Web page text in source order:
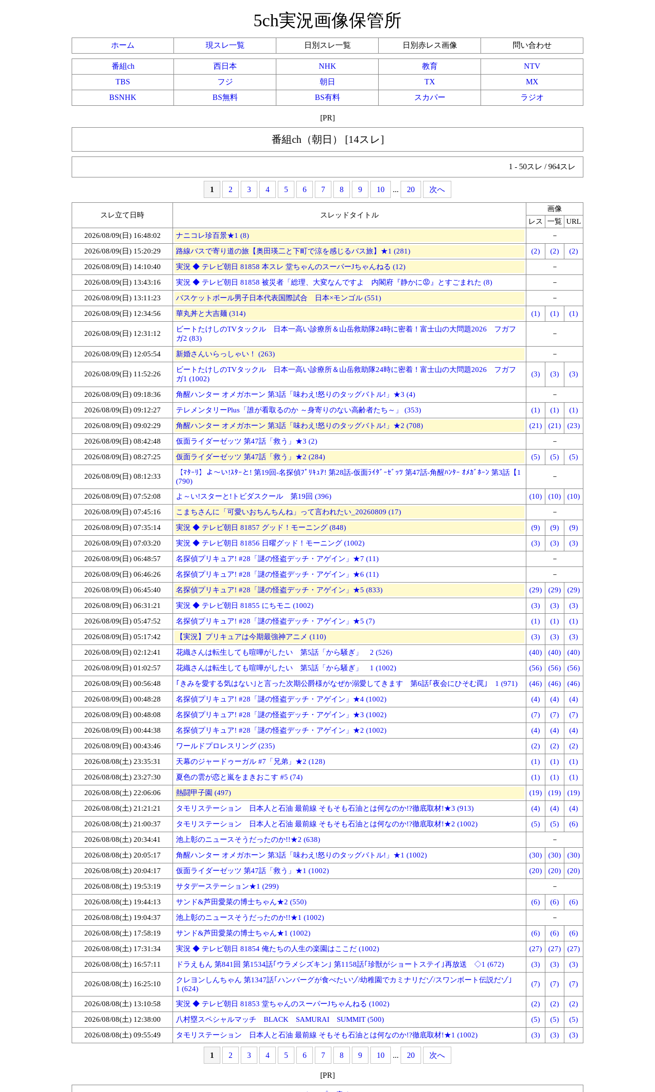
5ch実況画像保管所
ホーム 現スレ一覧 日別スレ一覧 日別赤レス画像 問い合わせ
番組ch 西日本 NHK 教育
NTV
TBS
フジ 朝日 TX
MX
BSNHK
BS無料 BS有料 スカパー ラジオ
[PR]
番組ch（朝日） [14スレ]
1 - 50スレ / 964スレ
1 2 3 4 5 6 7 8 9 10 ... 20 次へ
スレ立て日時 スレッドタイトル
画像
レス
一覧 URL
2026/08/09(日) 16:48:02
ナニコレ珍百景★1 (8)
－
2026/08/09(日) 15:20:29
路線バスで寄り道の旅【奥田瑛二と下町で涼を感じるバス旅】★1 (281) (2) (2)
(2)
2026/08/09(日) 14:10:40
実況 ◆ テレビ朝日 81858 本スレ 堂ちゃんのスーパーJちゃんねる (12)
－
2026/08/09(日) 13:43:16
実況 ◆ テレビ朝日 81858 被災者「総理、大変なんですよ 内閣府『静かに😡』とすごまれた (8)
－
2026/08/09(日) 13:11:23
バスケットボール男子日本代表国際試合 日本×モンゴル (551)
－
2026/08/09(日) 12:34:56
華丸丼と大吉麺 (314) (1) (1) (1)
2026/08/09(日) 12:31:12
ビートたけしのTVタックル 日本一高い診療所＆山岳救助隊24時に密着！富士山の大問題2026 フガフ
ガ2 (83)
－
2026/08/09(日) 12:05:54 新婚さんいらっしゃい！ (263) －
2026/08/09(日) 11:52:26
ビートたけしのTVタックル 日本一高い診療所＆山岳救助隊24時に密着！富士山の大問題2026 フガフ
ガ1 (1002)
(3) (3) (3)
2026/08/09(日) 09:18:36 角醒ハンター オメガホーン 第3話「味わえ!怒りのタッグバトル!」★3 (4)
－
2026/08/09(日) 09:12:27
テレメンタリーPlus「誰が看取るのか ～身寄りのない高齢者たち～」 (353) (1) (1)
(1)
2026/08/09(日) 09:02:29
角醒ハンター オメガホーン 第3話「味わえ!怒りのタッグバトル!」★2 (708) (21) (21)
(23)
2026/08/09(日) 08:42:48
仮面ライダーゼッツ 第47話「救う」★3 (2)
－
2026/08/09(日) 08:27:25
仮面ライダーゼッツ 第47話「救う」★2 (284) (5) (5) (5)
2026/08/09(日) 08:12:33
【ﾏﾀｰﾘ】よ～い!ｽﾀｰと! 第19回-名探偵ﾌﾟﾘｷｭｱ! 第28話-仮面ﾗｲﾀﾞｰｾﾞｯﾂ 第47話-角醒ﾊﾝﾀｰ ｵﾒｶﾞﾎｰﾝ 第3話【1
(790)
－
2026/08/09(日) 07:52:08 よ～い!スターと!トビダスクール 第19回 (396) (10) (10)
(10)
2026/08/09(日) 07:45:16
こまちさんに「可愛いおちんちんね」って言われたい_20260809 (17)
－
2026/08/09(日) 07:35:14
実況 ◆ テレビ朝日 81857 グッド！モーニング (848) (9) (9)
(9)
2026/08/09(日) 07:03:20
実況 ◆ テレビ朝日 81856 日曜グッド！モーニング (1002) (3) (3)
(3)
2026/08/09(日) 06:48:57
名探偵プリキュア! #28「謎の怪盗デッチ・アゲイン」★7 (11)
－
2026/08/09(日) 06:46:26
名探偵プリキュア! #28「謎の怪盗デッチ・アゲイン」★6 (11)
－
2026/08/09(日) 06:45:40
名探偵プリキュア! #28「謎の怪盗デッチ・アゲイン」★5 (833) (29) (29)
(29)
2026/08/09(日) 06:31:21
実況 ◆ テレビ朝日 81855 にちモニ (1002) (3) (3)
(3)
2026/08/09(日) 05:47:52
名探偵プリキュア! #28「謎の怪盗デッチ・アゲイン」★5 (7) (1) (1)
(1)
2026/08/09(日) 05:17:42
【実況】プリキュアは今期最強神アニメ (110) (3) (3)
(3)
2026/08/09(日) 02:12:41
花織さんは転生しても喧嘩がしたい 第5話「から騒ぎ」 2 (526) (40) (40)
(40)
2026/08/09(日) 01:02:57
花織さんは転生しても喧嘩がしたい 第5話「から騒ぎ」 1 (1002) (56) (56)
(56)
2026/08/09(日) 00:56:48
｢きみを愛する気はない｣と言った次期公爵様がなぜか溺愛してきます 第6話｢夜会にひそむ罠｣ 1 (971) (46) (46)
(46)
2026/08/09(日) 00:48:28
名探偵プリキュア! #28「謎の怪盗デッチ・アゲイン」★4 (1002) (4) (4)
(4)
2026/08/09(日) 00:48:08
名探偵プリキュア! #28「謎の怪盗デッチ・アゲイン」★3 (1002) (7) (7)
(7)
2026/08/09(日) 00:44:38
名探偵プリキュア! #28「謎の怪盗デッチ・アゲイン」★2 (1002) (4) (4)
(4)
2026/08/09(日) 00:43:46
ワールドプロレスリング (235) (2) (2)
(2)
2026/08/08(土) 23:35:31
天幕のジャードゥーガル #7「兄弟」★2 (128) (1) (1)
(1)
2026/08/08(土) 23:27:30
夏色の雲が恋と嵐をまきおこす #5 (74) (1) (1)
(1)
2026/08/08(土) 22:06:06
熱闘甲子園 (497) (19) (19)
(19)
2026/08/08(土) 21:21:21
タモリステーション 日本人と石油 最前線 そもそも石油とは何なのか!?徹底取材!★3 (913) (4) (4)
(4)
2026/08/08(土) 21:00:37
タモリステーション 日本人と石油 最前線 そもそも石油とは何なのか!?徹底取材!★2 (1002) (5) (5)
(6)
2026/08/08(土) 20:34:41
池上彰のニュースそうだったのか!!★2 (638)
－
2026/08/08(土) 20:05:17
角醒ハンター オメガホーン 第3話「味わえ!怒りのタッグバトル!」★1 (1002) (30) (30)
(30)
2026/08/08(土) 20:04:17
仮面ライダーゼッツ 第47話「救う」★1 (1002) (20) (20)
(20)
2026/08/08(土) 19:53:19
サタデーステーション★1 (299)
－
2026/08/08(土) 19:44:13
サンド&芦田愛菜の博士ちゃん★2 (550) (6) (6)
(6)
2026/08/08(土) 19:04:37
池上彰のニュースそうだったのか!!★1 (1002)
－
2026/08/08(土) 17:58:19
サンド&芦田愛菜の博士ちゃん★1 (1002) (6) (6)
(6)
2026/08/08(土) 17:31:34
実況 ◆ テレビ朝日 81854 俺たちの人生の楽園はここだ (1002) (27) (27)
(27)
2026/08/08(土) 16:57:11
ドラえもん 第841回 第1534話｢ウラメシズキン｣ 第1158話｢珍獣がショートステイ｣再放送 ◇1 (672) (3) (3) (3)
2026/08/08(土) 16:25:10
クレヨンしんちゃん 第1347話｢ハンバーグが食べたいゾ/幼稚園でカミナリだゾ/スワンボート伝説だゾ｣
1 (624)
(7) (7) (7)
2026/08/08(土) 13:10:58 実況 ◆ テレビ朝日 81853 堂ちゃんのスーパーJちゃんねる (1002) (2) (2)
(2)
2026/08/08(土) 12:38:00
八村塁スペシャルマッチ BLACK SAMURAI SUMMIT (500) (5) (5)
(5)
2026/08/08(土) 09:55:49
タモリステーション 日本人と石油 最前線 そもそも石油とは何なのか!?徹底取材!★1 (1002) (3) (3) (3)
1 2 3 4 5 6 7 8 9 10 ... 20 次へ
[PR]